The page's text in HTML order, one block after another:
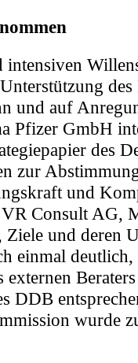
intensiven
und auf
Pfizer GmbH
des
zur
und
Consult AG,
und deren
einmal
externen
DDB
wurde